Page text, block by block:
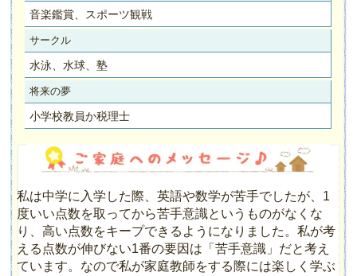
音楽鑑賞、スポーツ観戦
サークル
水泳、水球、塾
将来の夢
小学校教員か税理士
私は中学に入学した際、英語や数学が苦手でしたが、1
度いい点数を取ってから苦手意識というものがなくな
り、高い点数をキープできるようになりました。私が考
える点数が伸びない1番の要因は「苦手意識」だと考え
ています。なので私が家庭教師をする際には楽しく学ぶ